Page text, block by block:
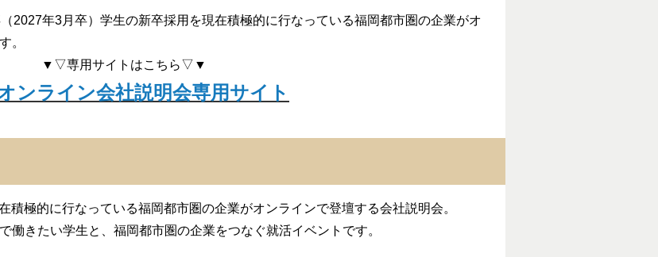
2027年3月卒）学生の新卒採用を現在積極的に行なっている福岡都市圏の企業がオ
。
▼▽専用サイトはこちら▽▼
ンライン会社説明会専用サイト
積極的に行なっている福岡都市圏の企業がオンラインで登壇する会社説明会。
働きたい学生と、福岡都市圏の企業をつなぐ就活イベントです。